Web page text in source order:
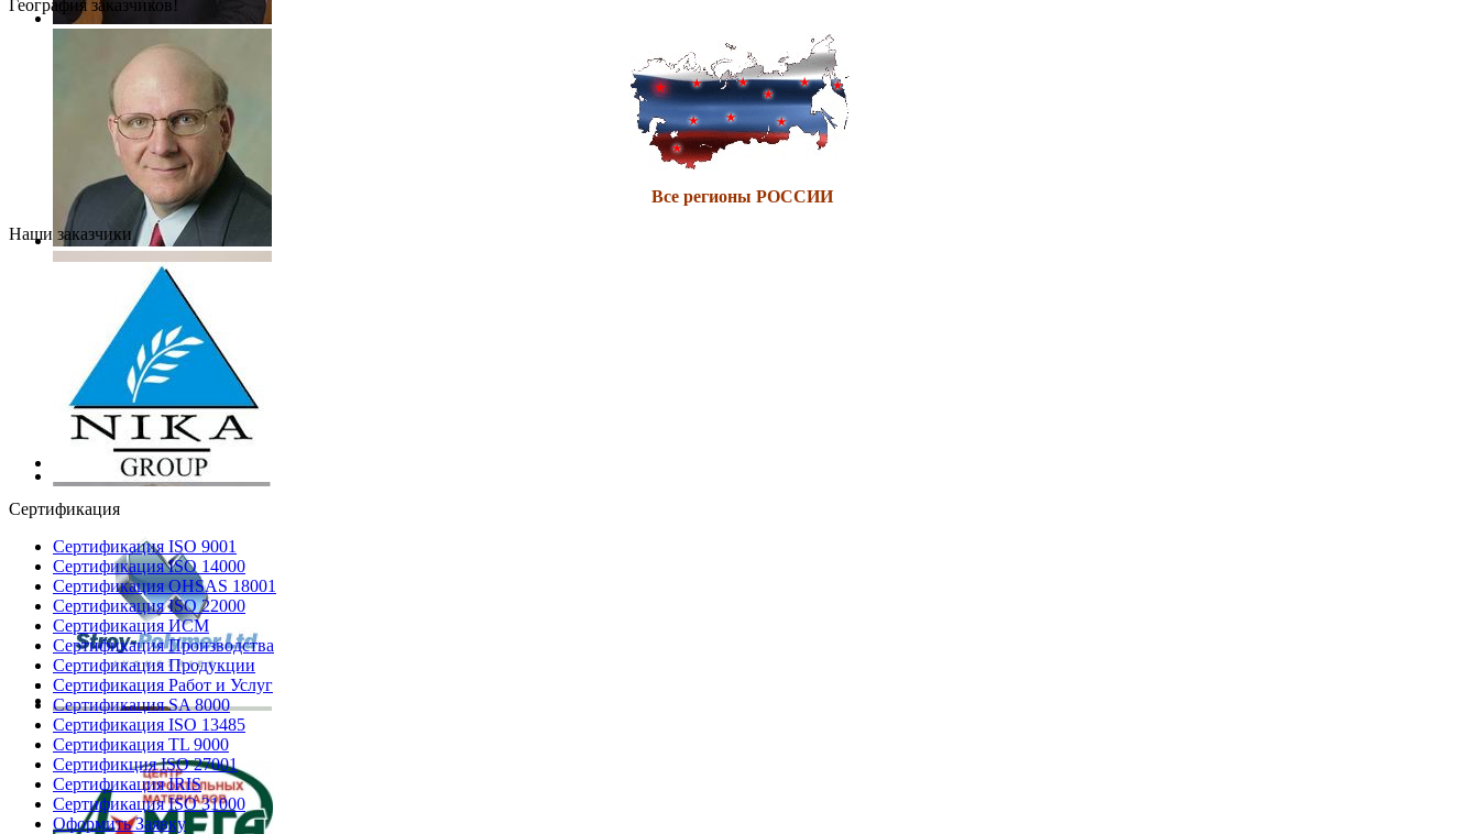
География заказчиков!
Все регионы РОССИИ
Наши заказчики
Сертификация
Сертификация ISO 9001
Сертификация ISO 14000
Сертификация OHSAS 18001
Сертификация ISO 22000
Сертификация ИСМ
Сертификация Производства
Сертификация Продукции
Сертификация Работ и Услуг
Сертификация SA 8000
Сертификация ISO 13485
Сертификация TL 9000
Сертификция ISO 27001
Сертификация IRIS
Сертификация ISO 31000
Оформить Заявку